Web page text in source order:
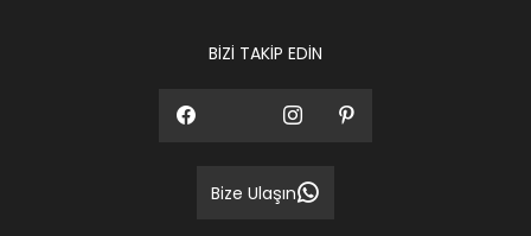
BİZİ TAKİP EDİN
Bize Ulaşın